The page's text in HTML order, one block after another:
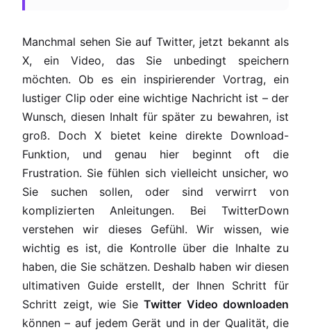
Manchmal sehen Sie auf Twitter, jetzt bekannt als
X, ein Video, das Sie unbedingt speichern
möchten. Ob es ein inspirierender Vortrag, ein
lustiger Clip oder eine wichtige Nachricht ist – der
Wunsch, diesen Inhalt für später zu bewahren, ist
groß. Doch X bietet keine direkte Download-
Funktion, und genau hier beginnt oft die
Frustration. Sie fühlen sich vielleicht unsicher, wo
Sie suchen sollen, oder sind verwirrt von
komplizierten Anleitungen. Bei TwitterDown
verstehen wir dieses Gefühl. Wir wissen, wie
wichtig es ist, die Kontrolle über die Inhalte zu
haben, die Sie schätzen. Deshalb haben wir diesen
ultimativen Guide erstellt, der Ihnen Schritt für
Schritt zeigt, wie Sie Twitter Video downloaden
können – auf jedem Gerät und in der Qualität, die